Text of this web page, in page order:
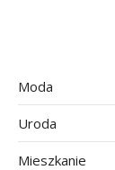
Moda
Uroda
Mieszkanie